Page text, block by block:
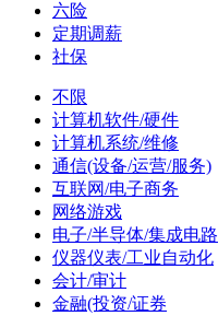
六险
定期调薪
社保
不限
计算机软件/硬件
计算机系统/维修
通信(设备/运营/服务)
互联网/电子商务
网络游戏
电子/半导体/集成电路
仪器仪表/工业自动化
会计/审计
金融(投资/证券